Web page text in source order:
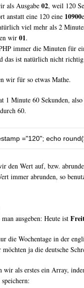
als Ausgabe 02, weil 120
anstatt eine 120 eine 10900
viel mehr als 2
wir 01.
immer die Minuten für
das ist natürlich nicht
wir für so etwas Mathe.
1 Minute 60 Sekunden,
60.
="120"; echo round(
den Wert auf, bzw.
immer abrunden, so
ausgeben: Heute ist
die Wochentage in der
ja die deutsche
wir als erstes ein Array,